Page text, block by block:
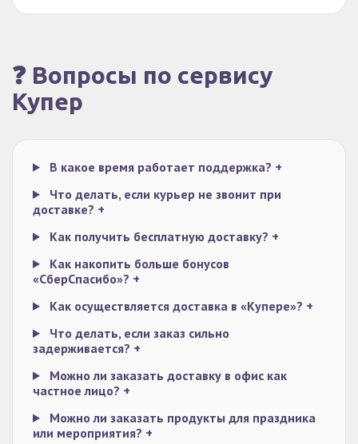
❓ Вопросы по сервису
Купер
В какое время работает поддержка? +
Что делать, если курьер не звонит при
доставке? +
Как получить бесплатную доставку? +
Как накопить больше бонусов
«СберСпасибо»? +
Как осуществляется доставка в «Купере»? +
Что делать, если заказ сильно
задерживается? +
Можно ли заказать доставку в офис как
частное лицо? +
Можно ли заказать продукты для праздника
или мероприятия? +